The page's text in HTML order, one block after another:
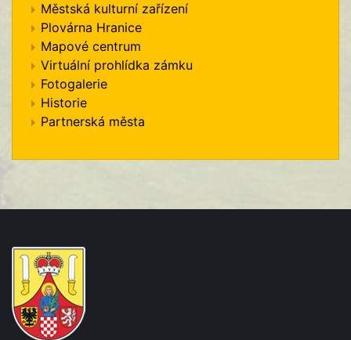
Městská kulturní zařízení
Plovárna Hranice
Mapové centrum
Virtuální prohlídka zámku
Fotogalerie
Historie
Partnerská města